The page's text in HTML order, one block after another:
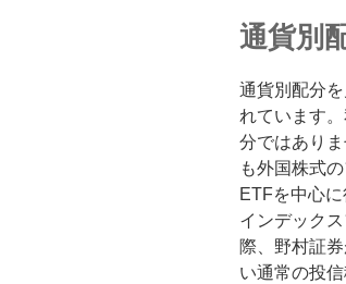
通貨別
通貨別配分
れています
分ではあり
も外国株式
ETFを中心
インデック
際、野村証
い通常の投